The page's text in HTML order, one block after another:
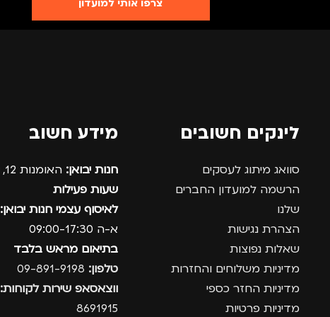
צרפו אותי למועדון
לינקים חשובים
סוואג מיתוג לעסקים
הרשמה למועדון החברים
שלנו
הצהרת נגישות
שאלות נפוצות
מדיניות משלוחים והחזרות
מדיניות החזר כספי
מדיניות פרטיות
מידע חשוב
חנות יבואן: האומנות 12, נתניה.
שעות פעילות
לאיסוף עצמי חנות יבואן:
א-ה 09:00-17:30
בתיאום מראש בלבד
טלפון:
ווצאסאפ שירות לקוחות:
8691915